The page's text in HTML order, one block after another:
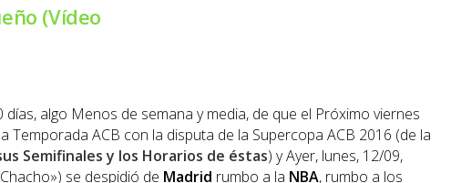
(Vídeo
algo Menos de semana y media, de que el Próximo viernes
Temporada ACB con la disputa de la Supercopa ACB 2016 (de la
Semifinales y los Horarios de éstas) y Ayer, lunes, 12/09,
se despidió de Madrid rumbo a la NBA, rumbo a los